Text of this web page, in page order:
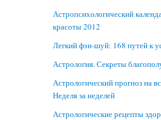
Астропсихологический
красоты 2012
Легкий фэн-шуй: 168 путей к
Астрология. Секреты
Астрологический прогноз на
Неделя за неделей
Астрологические рецепты